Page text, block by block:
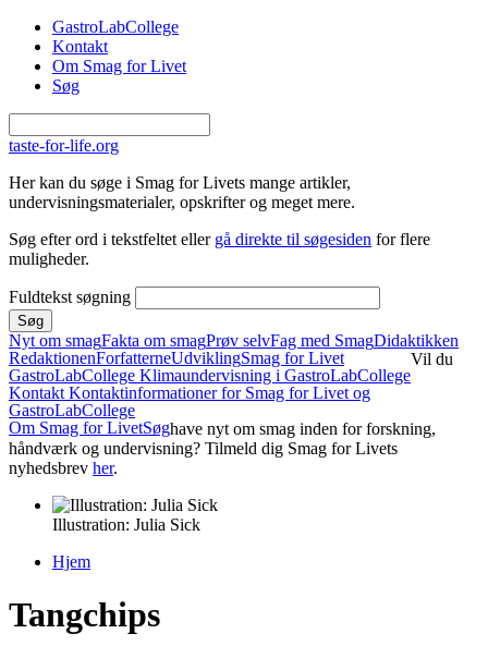
Gå til hovedindhold
GastroLabCollege
Kontakt
Om Smag for Livet
Søg
taste-for-life.org
Her kan du søge i Smag for Livets mange artikler,
undervisningsmaterialer, opskrifter og meget mere.
Søg efter ord i tekstfeltet eller gå direkte til søgesiden for flere
muligheder.
Fuldtekst søgning
Nyt om smagFakta om smagPrøv selvFag med SmagDidaktikken
RedaktionenForfatterneUdviklingSmag for Livet
GastroLabCollege Klimaundervisning i GastroLabCollege
Kontakt Kontaktinformationer for Smag for Livet og
GastroLabCollege
Om Smag for LivetSøg
Vil du
have nyt om smag inden for forskning,
håndværk og undervisning? Tilmeld dig Smag for Livets
nyhedsbrev her.
Illustration: Julia Sick
Hjem
Tangchips